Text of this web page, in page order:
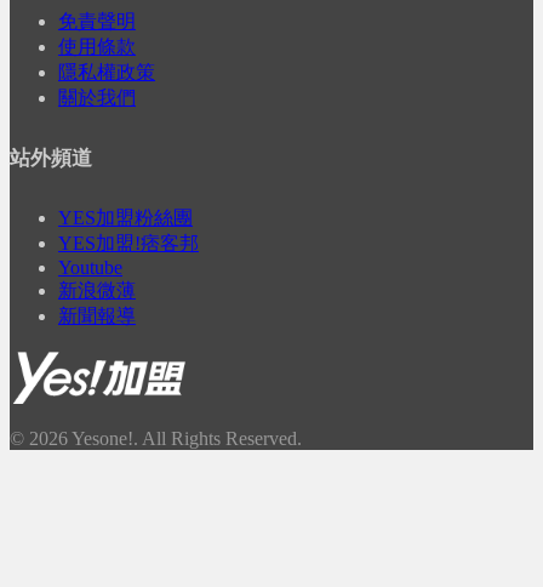
免責聲明
使用條款
隱私權政策
關於我們
站外頻道
YES加盟粉絲團
YES加盟!痞客邦
Youtube
新浪微薄
新聞報導
© 2026 Yesone!. All Rights Reserved.